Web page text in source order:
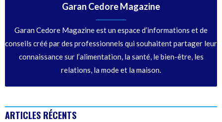
Garan Cedore Magazine
Garan Cedore Magazine est un espace d’informations et de
conseils créé par des professionnels qui souhaitent partager leur
connaissance sur l’alimentation, la santé, le bien-être, les
relations, la mode et la maison.
ARTICLES RÉCENTS